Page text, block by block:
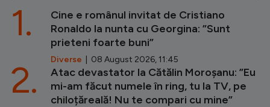
Cine e românul invitat de Cristiano
Ronaldo la nunta cu Georgina: ”Sunt
prieteni foarte buni”
Diverse | 08 August 2026, 11:45
1.
Atac devastator la Cătălin Moroșanu: ”Eu
mi-am făcut numele în ring, tu la TV, pe
chiloțăreală! Nu te compari cu mine”
2.